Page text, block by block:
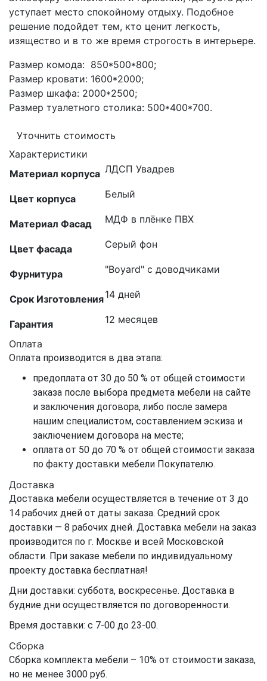
уступает место спокойному отдыху. Подобное
решение подойдет тем, кто ценит легкость,
изящество и в то же время строгость в интерьере.
Размер комода: 850*500*800;
Размер кровати: 1600*2000;
Размер шкафа: 2000*2500;
Размер туалетного столика: 500*400*700.
Уточнить стоимость
Характеристики
Материал корпуса ЛДСП Увадрев
Цвет корпуса Белый
Материал Фасад МДФ в плёнке ПВХ
Цвет фасада Серый фон
Фурнитура "Boyard" с доводчиками
Срок Изготовления14 дней
Гарантия 12 месяцев
Оплата
Оплата производится в два этапа:
предоплата от 30 до 50 % от общей стоимости
заказа после выбора предмета мебели на сайте
и заключения договора, либо после замера
нашим специалистом, составлением эскиза и
заключением договора на месте;
оплата от 50 до 70 % от общей стоимости заказа
по факту доставки мебели Покупателю.
Доставка
Доставка мебели осуществляется в течение от 3 до
14 рабочих дней от даты заказа. Средний срок
доставки — 8 рабочих дней. Доставка мебели на заказ
производится по г. Москве и всей Московской
области. При заказе мебели по индивидуальному
проекту доставка бесплатная!
Дни доставки: суббота, воскресенье. Доставка в
будние дни осуществляется по договоренности.
Время доставки: с 7-00 до 23-00.
Сборка
Сборка комплекта мебели – 10% от стоимости заказа,
но не менее 3000 руб.